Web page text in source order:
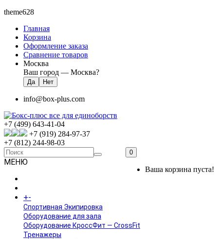
theme628
Главная
Корзина
Оформление заказа
Сравнение товаров
Москва
Ваш город — Москва?
info@box-plus.com
+7 (499) 643-41-04
+7 (919) 284-97-37
+7 (812) 244-98-03
0
Ваша корзина пуста!
МЕНЮ
+-
Спортивная Экипировка
Оборудование для зала
Оборудование КроссФит — CrossFit
Тренажеры